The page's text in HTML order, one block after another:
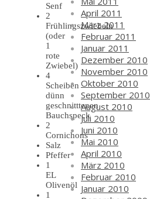
Senf
2
Frühlingszwiebeln
(oder
1
rote
Zwiebel)
4
Scheiben
dünn
geschnitttenen
Bauchspeck
2
Cornichons
Salz
Pfeffer
1
EL
Olivenöl
1
April 2011
März 2011
Februar 2011
Januar 2011
Dezember 2010
November 2010
Oktober 2010
September 2010
August 2010
Juli 2010
Juni 2010
Mai 2010
April 2010
März 2010
Februar 2010
Januar 2010